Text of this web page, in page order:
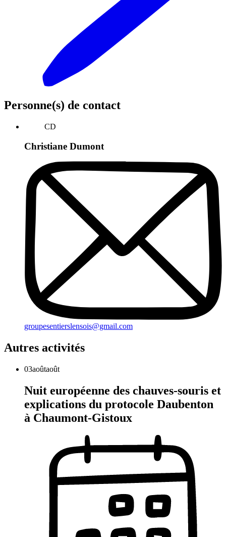
Personne(s) de contact
CD
Christiane Dumont
groupesentierslensois@gmail.com
Autres activités
03aoûtaoût
Nuit européenne des chauves-souris et
explications du protocole Daubenton
à Chaumont-Gistoux